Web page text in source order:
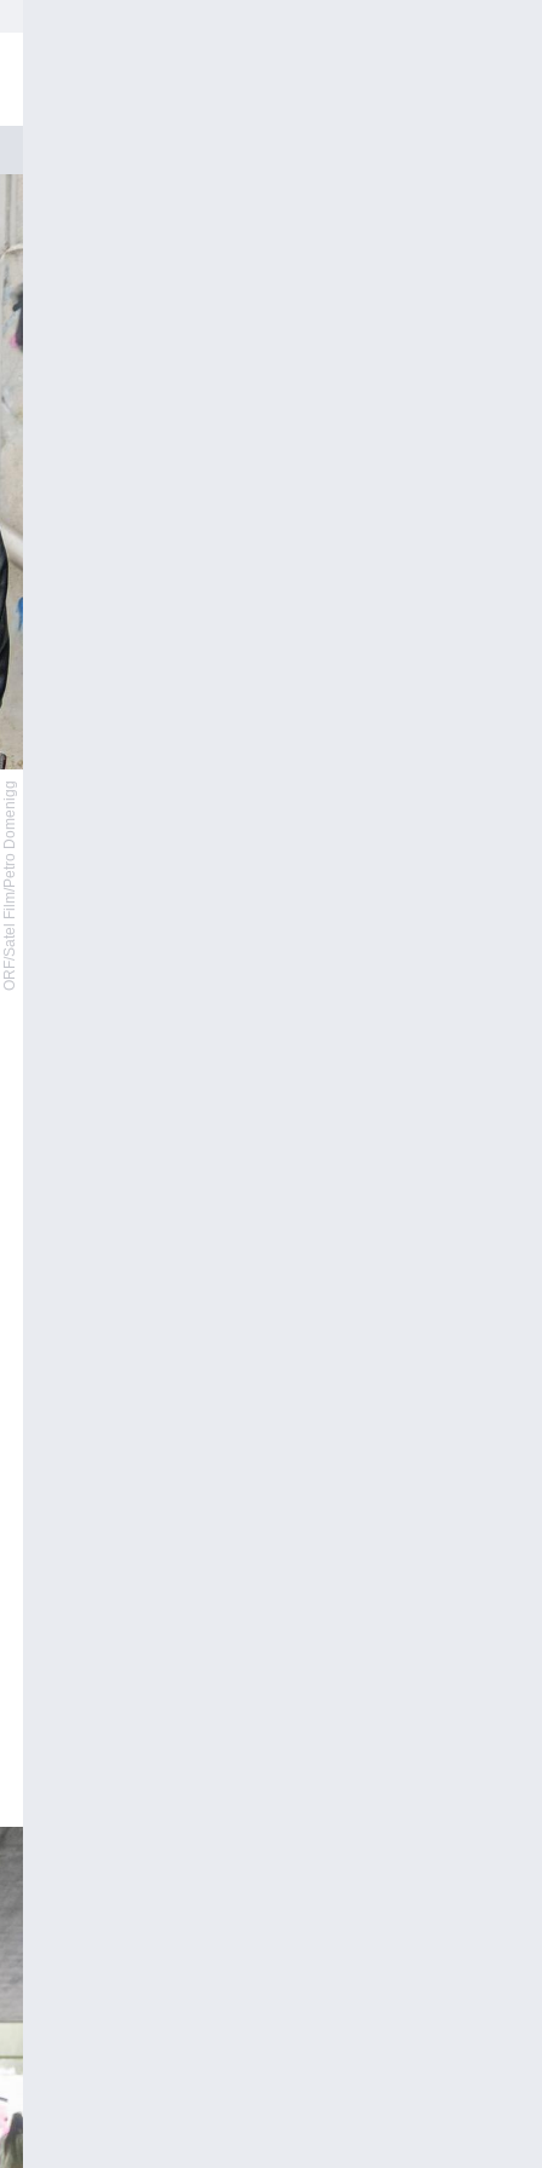
ORF/Satel Film/Petro Domenigg